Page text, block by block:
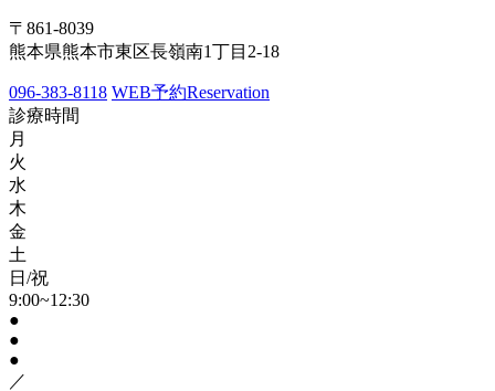
〒861-8039
熊本県熊本市東区長嶺南1丁目2-18
096-383-8118 WEB予約Reservation
診療時間
月
火
水
木
金
土
日/祝
9:00~12:30
●
●
●
／